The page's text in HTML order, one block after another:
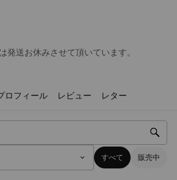
発送お休みさせて頂いています。
ロフィール レビュー レター
すべて 販売中